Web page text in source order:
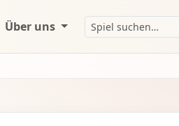
Über uns